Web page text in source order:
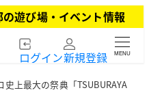
遊び場・イベント情報
ログイン新規登録 MENU
史上最大の祭典「TSUBURAYA